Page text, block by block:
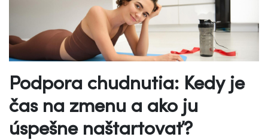
Podpora chudnutia: Kedy je
čas na zmenu a ako ju
úspešne naštartovať?